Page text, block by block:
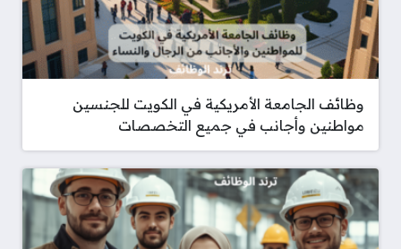
وظائف الجامعة الأمريكية في الكويت للجنسين
مواطنين وأجانب في جميع التخصصات